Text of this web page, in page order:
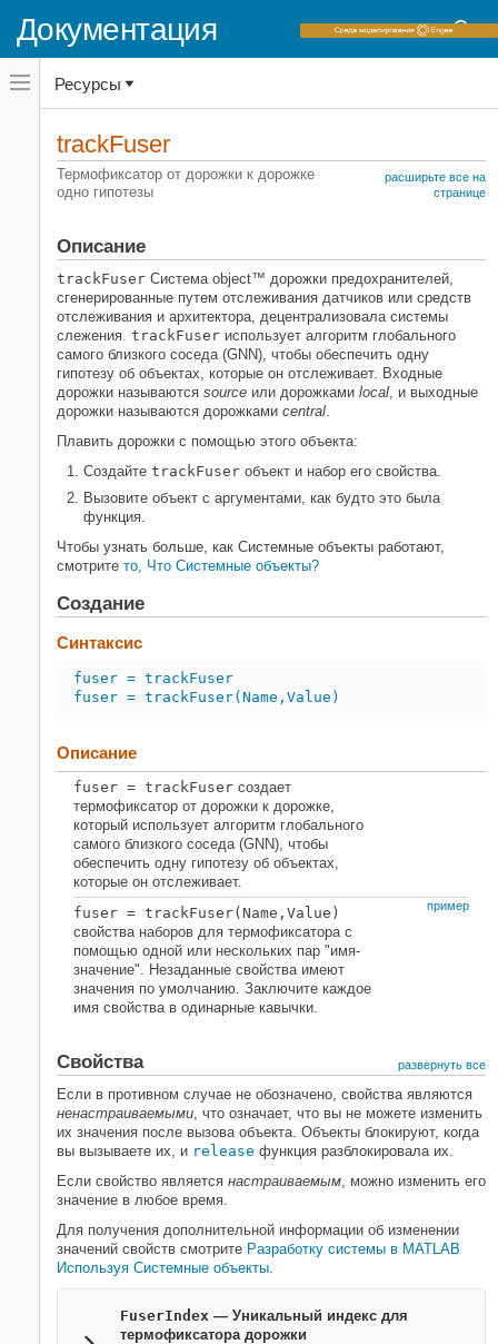
Документация
Переключатель
навигационного
меню
переключатель
навигационного
Sensor Fusion and Tracking Toolbox
Мультиобъектные средства
trackFuser
НА ЭТОЙ СТРАНИЦЕ
Описание
Создание
Свойства
Использование
Функции объекта
Примеры
Расширенные возможности
Смотрите также
Ресурсы
trackFuser
Термофиксатор от дорожки к дорожке
одно гипотезы
расширьте все на
странице
Описание
trackFuser Система object™ дорожки предохранителей,
сгенерированные путем отслеживания датчиков или средств
отслеживания и архитектора, децентрализовала системы
слежения. trackFuser использует алгоритм глобального
самого близкого соседа (GNN), чтобы обеспечить одну
гипотезу об объектах, которые он отслеживает. Входные
дорожки называются source или дорожками local, и выходные
дорожки называются дорожками central.
Плавить дорожки с помощью этого объекта:
Создайте trackFuser объект и набор его свойства.
Вызовите объект с аргументами, как будто это была
функция.
Чтобы узнать больше, как Системные объекты работают,
смотрите то, Что Системные объекты?
Создание
Синтаксис
fuser = trackFuser
fuser = trackFuser(Name,Value)
Описание
fuser = trackFuser создает
термофиксатор от дорожки к дорожке,
который использует алгоритм глобального
самого близкого соседа (GNN), чтобы
обеспечить одну гипотезу об объектах,
которые он отслеживает.
пример
fuser = trackFuser( Name,Value )
свойства наборов для термофиксатора с
помощью одной или нескольких пар "имя-
значение". Незаданные свойства имеют
значения по умолчанию. Заключите каждое
имя свойства в одинарные кавычки.
Свойства развернуть все
Если в противном случае не обозначено, свойства являются
ненастраиваемыми, что означает, что вы не можете изменить
их значения после вызова объекта. Объекты блокируют, когда
вы вызываете их, и release функция разблокировала их.
Если свойство является настраиваемым, можно изменить его
значение в любое время.
Для получения дополнительной информации об изменении
значений свойств смотрите Разработку системы в MATLAB
Используя Системные объекты.
FuserIndex — Уникальный индекс для
термофиксатора дорожки